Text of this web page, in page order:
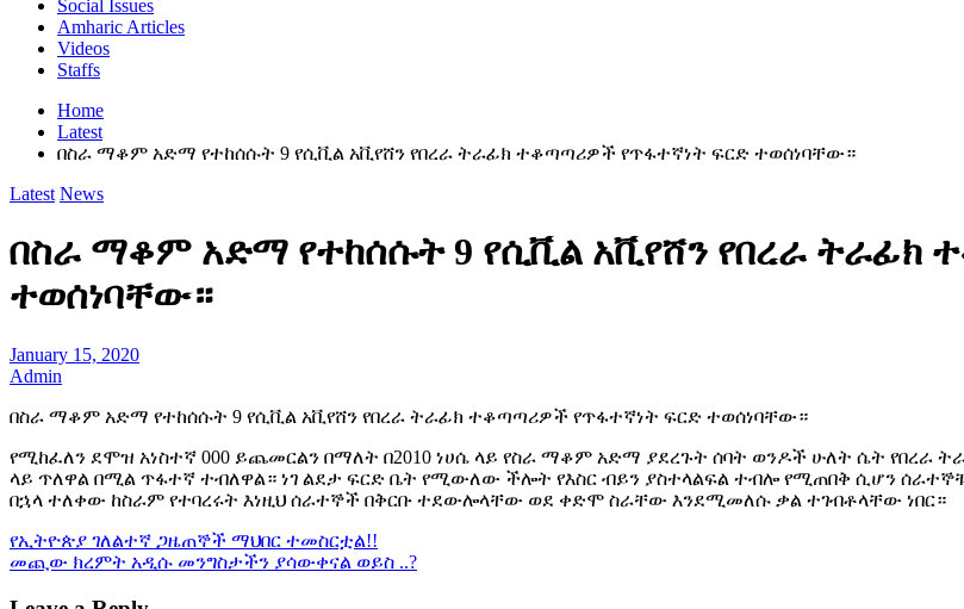
Social Issues
Amharic Articles
Videos
Staffs
Home
Latest
በስራ ማቆም አድማ የተከሰሱት 9 የሲቪል አቪየሸን የበረራ ትራፊክ ተቆጣጣሪዎች የጥፋተኛነት ፍርድ ተወሰነባቸው።
Latest News
በስራ ማቆም አድማ የተከሰሱት 9 የሲቪል አቪየሸን የበረራ ትራፊክ
ተወሰነባቸው።
January 15, 2020
Admin
በስራ ማቆም አድማ የተከሰሱት 9 የሲቪል አቪየሸን የበረራ ትራፊክ ተቆጣጣሪዎች የጥፋተኛነት ፍርድ ተወሰነባቸው።
የሚከፈለን ደሞዝ አነስተኛ 000 ይጨመርልን በማለት በ2010 ነሀሴ ላይ የስራ ማቆም አድማ ያደረጉት ሰባት ወንዶች ሁለት ሴት የበረራ
ላይ ጥለዋል በሚል ጥፋተኛ ተብለዋል። ነገ ልደታ ፍርድ ቤት የሚውለው ችሎት የእስር ብይን ያስተላልፍል ተብሎ የሚጠበቅ ሲሆን
በኋላ ተለቀው ከስራም የተባረሩት እነዚህ ሰራተኞች በቅርቡ ተደውሎላቸው ወደ ቀድሞ ስራቸው እንደሚመለሱ ቃል ተገብቶላቸው ነበር።
Post
navigation
የኢትዮጵያ ገለልተኛ ጋዜጠኞች ማህበር ተመስርቷል!!
መጪው ክረምት አዲሱ መንግስታችን ያሳውቀናል ወይስ ..?